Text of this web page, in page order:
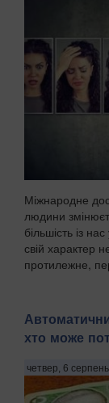
Міжнародне
людини
більшість із
свій характер
протилежне,
хто може
четвер, 6